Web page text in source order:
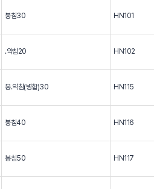
봉침30 HN101
.약침20 HN102
봉.약침(병합)30 HN115
봉침40 HN116
봉침50 HN117